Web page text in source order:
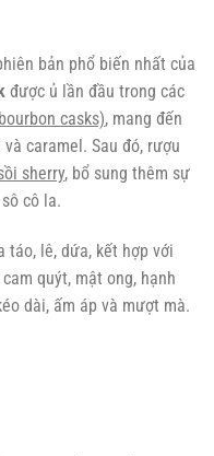
bản phổ biến nhất của
được ủ lần đầu trong các
casks), mang đến
caramel. Sau đó, rượu
sherry, bổ sung thêm sự
cô la.
táo, lê, dứa, kết hợp với
quýt, mật ong, hạnh
dài, ấm áp và mượt mà.